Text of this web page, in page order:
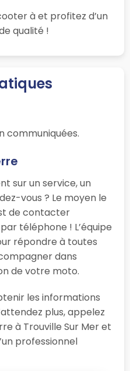
àet profitez d’un
qualité !
communiquées.
sur un service, un
vous ? Le moyen le
de contacter
téléphone ! L’équipe
répondre à toutes
dans
de votre moto.
les informations
plus, appelez
à Trouville Sur Mer et
professionnel